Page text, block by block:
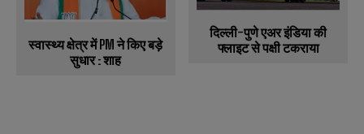
स्वास्थ्य क्षेत्र में PM ने किए बड़े
सुधार : शाह
दिल्ली-पुणे एअर इंडिया की
फ्लाइट से पक्षी टकराया